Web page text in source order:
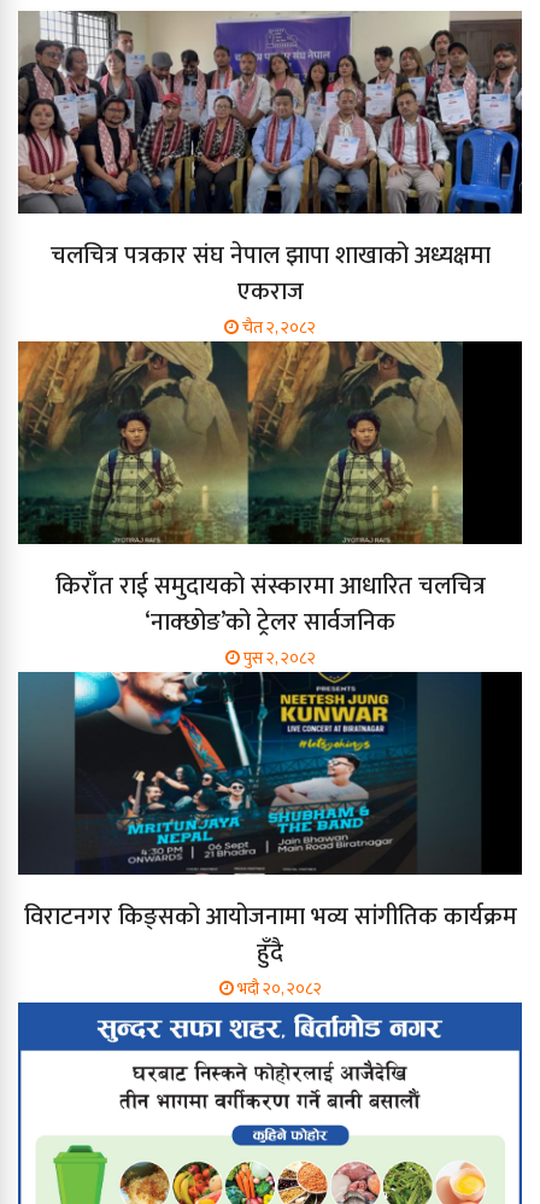
चलचित्र पत्रकार संघ नेपाल झापा शाखाको अध्यक्षमा
एकराज
चैत २, २०८२
किराँत राई समुदायको संस्कारमा आधारित चलचित्र
‘नाक्छोङ’को ट्रेलर सार्वजनिक
पुस २, २०८२
विराटनगर किङ्सको आयोजनामा भव्य सांगीतिक कार्यक्रम
हुँदै
भदौ २०, २०८२